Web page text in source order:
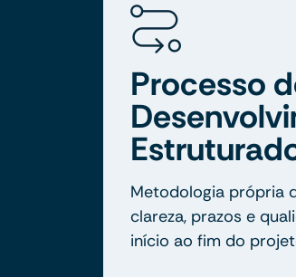
Processo
Metodologia própria
clareza, prazos e
início ao fim do